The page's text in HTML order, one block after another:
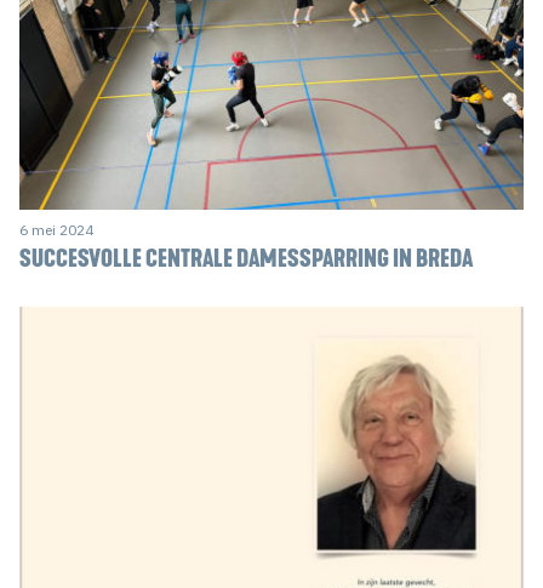
6 mei 2024
SUCCESVOLLE CENTRALE DAMESSPARRING IN BREDA